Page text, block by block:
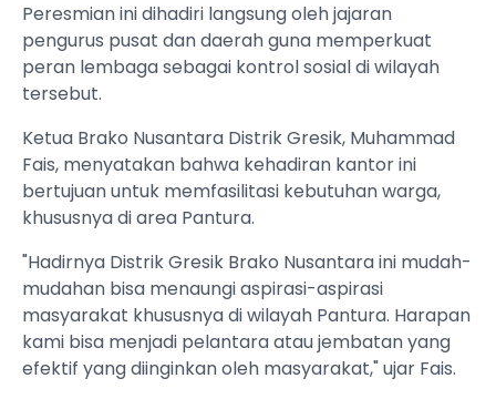
Peresmian ini dihadiri langsung oleh jajaran
pengurus pusat dan daerah guna memperkuat
peran lembaga sebagai kontrol sosial di wilayah
tersebut.
​Ketua Brako Nusantara Distrik Gresik, Muhammad
Fais, menyatakan bahwa kehadiran kantor ini
bertujuan untuk memfasilitasi kebutuhan warga,
khususnya di area Pantura.
​"Hadirnya Distrik Gresik Brako Nusantara ini mudah-
mudahan bisa menaungi aspirasi-aspirasi
masyarakat khususnya di wilayah Pantura. Harapan
kami bisa menjadi pelantara atau jembatan yang
efektif yang diinginkan oleh masyarakat," ujar Fais.